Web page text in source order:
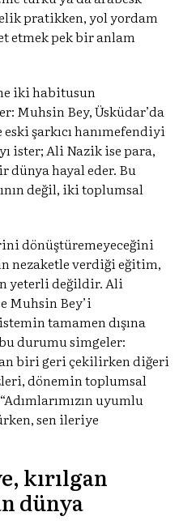
pratikken, yol yordam
etmek pek bir anlam
iki habitusun
Muhsin Bey, Üsküdar’da
şarkıcı hanımefendiyi
ister; Ali Nazik ise para,
dünya hayal eder. Bu
değil, iki toplumsal
dönüştüremeyeceğini
nezaketle verdiği eğitim,
yeterli değildir. Ali
Muhsin Bey’i
tamamen dışına
durumu simgeler:
biri geri çekilirken diğeri
dönemin toplumsal
uyumlu
sen ileriye
kırılgan
dünya